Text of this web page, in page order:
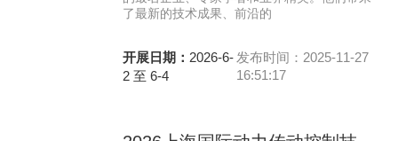
了最新的技术成果、前沿的
开展日期： 2026-6-
2 至 6-4
发布时间：2025-11-27
16:51:17